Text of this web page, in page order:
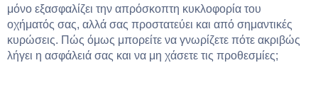
μόνο εξασφαλίζει την απρόσκοπτη κυκλοφορία του
οχήματός σας, αλλά σας προστατεύει και από σημαντικές
κυρώσεις. Πώς όμως μπορείτε να γνωρίζετε πότε ακριβώς
λήγει η ασφάλειά σας και να μη χάσετε τις προθεσμίες;